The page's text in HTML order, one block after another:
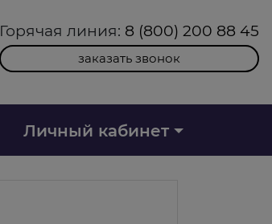
Горячая линия: 8 (800) 200 88 45
заказать звонок
Личный кабинет